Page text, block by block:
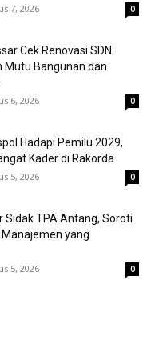
7, 2026 0
Cek Renovasi SDN
Mutu Bangunan dan
6, 2026 0
Hadapi Pemilu 2029,
Kader di Rakorda
5, 2026 0
Sidak TPA Antang, Soroti
yang
5, 2026 0